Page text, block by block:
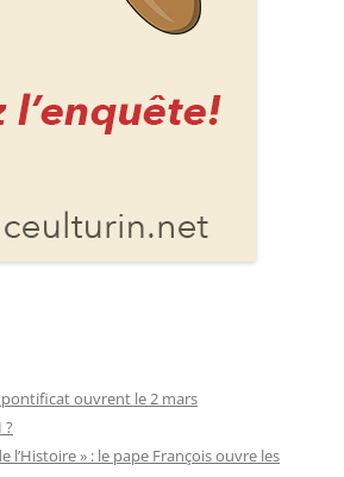
pontificat ouvrent le 2 mars
l’Histoire » : le pape François ouvre les